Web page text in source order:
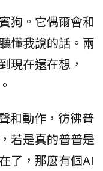
狗。它偶爾會和
懂我說的話。兩
現在還在想，
和動作，彷彿普
若是真的普普是
了，那麼有個AI